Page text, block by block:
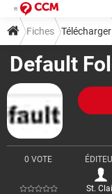
Default
0 VOTE
St.
Fiches Télécharger